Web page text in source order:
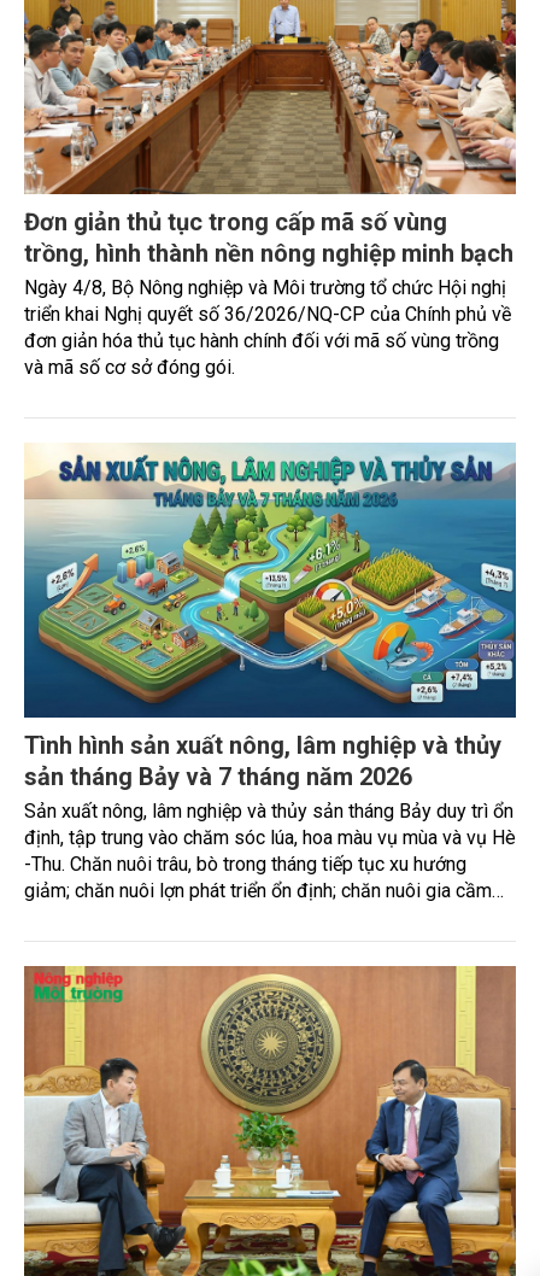
Đơn giản thủ tục trong cấp mã số vùng
trồng, hình thành nền nông nghiệp minh bạch
Ngày 4/8, Bộ Nông nghiệp và Môi trường tổ chức Hội nghị
triển khai Nghị quyết số 36/2026/NQ-CP của Chính phủ về
và mã số cơ sở đóng gói.
Tình hình sản xuất nông, lâm nghiệp và thủy
sản tháng Bảy và 7 tháng năm 2026
Sản xuất nông, lâm nghiệp và thủy sản tháng Bảy duy trì ổn
định, tập trung vào chăm sóc lúa, hoa màu vụ mùa và vụ Hè
giảm; chăn nuôi lợn phát triển ổn định; chăn nuôi gia cầm
duy trì đà tăng trưởng khá. Diện tích rừng trồng mới và sản
lượng thủy sản đều tăng nhẹ.